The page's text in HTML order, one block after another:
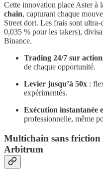
Cette innovation place Aster à
chain, capturant chaque
Street dort. Les frais sont
0,035 % pour les takers),
Binance.
Trading 24/7 sur
de chaque opportunité.
Levier jusqu’à 50x :
expérimentés.
Exécution instantanée
professionnelle, même
Multichain sans friction
Arbitrum